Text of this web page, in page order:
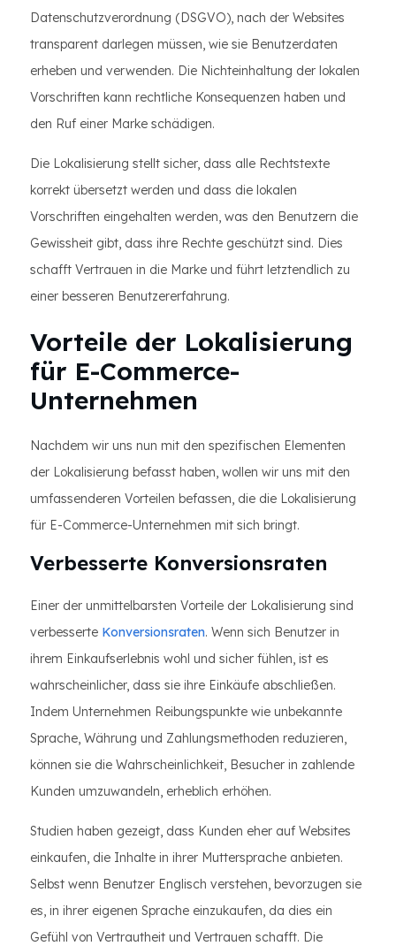
Datenschutzverordnung (DSGVO), nach der Websites
transparent darlegen müssen, wie sie Benutzerdaten
erheben und verwenden. Die Nichteinhaltung der lokalen
Vorschriften kann rechtliche Konsequenzen haben und
den Ruf einer Marke schädigen.
Die Lokalisierung stellt sicher, dass alle Rechtstexte
korrekt übersetzt werden und dass die lokalen
Vorschriften eingehalten werden, was den Benutzern die
Gewissheit gibt, dass ihre Rechte geschützt sind. Dies
schafft Vertrauen in die Marke und führt letztendlich zu
einer besseren Benutzererfahrung.
Vorteile der Lokalisierung
für E-Commerce-
Unternehmen
Nachdem wir uns nun mit den spezifischen Elementen
der Lokalisierung befasst haben, wollen wir uns mit den
umfassenderen Vorteilen befassen, die die Lokalisierung
für E-Commerce-Unternehmen mit sich bringt.
Verbesserte Konversionsraten
Einer der unmittelbarsten Vorteile der Lokalisierung sind
verbesserte Konversionsraten. Wenn sich Benutzer in
ihrem Einkaufserlebnis wohl und sicher fühlen, ist es
wahrscheinlicher, dass sie ihre Einkäufe abschließen.
Indem Unternehmen Reibungspunkte wie unbekannte
Sprache, Währung und Zahlungsmethoden reduzieren,
können sie die Wahrscheinlichkeit, Besucher in zahlende
Kunden umzuwandeln, erheblich erhöhen.
Studien haben gezeigt, dass Kunden eher auf Websites
einkaufen, die Inhalte in ihrer Muttersprache anbieten.
Selbst wenn Benutzer Englisch verstehen, bevorzugen sie
es, in ihrer eigenen Sprache einzukaufen, da dies ein
Gefühl von Vertrautheit und Vertrauen schafft. Die